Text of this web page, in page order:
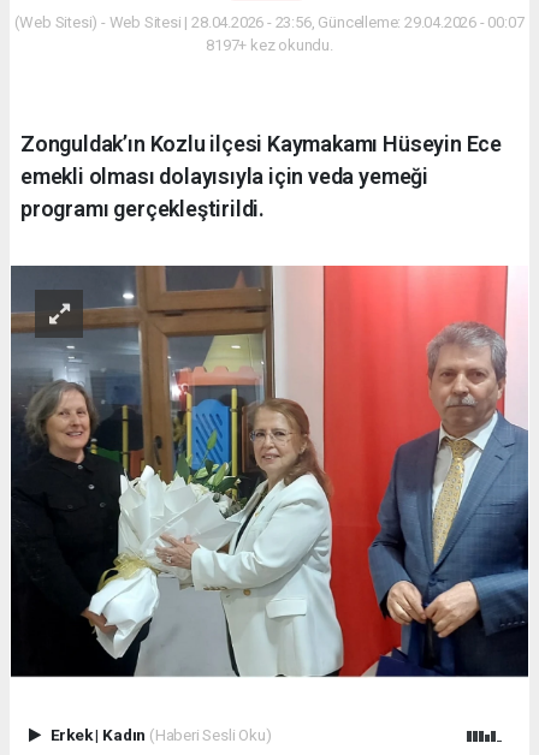
(Web Sitesi) - Web Sitesi | 28.04.2026 - 23:56, Güncelleme: 29.04.2026 - 00:07
8197+ kez okundu.
Zonguldak’ın Kozlu ilçesi Kaymakamı Hüseyin Ece
emekli olması dolayısıyla için veda yemeği
programı gerçekleştirildi.
Erkek| Kadın (Haberi Sesli Oku)